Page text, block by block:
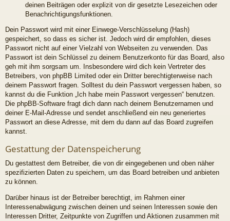
deinen Beiträgen oder explizit von dir gesetzte Lesezeichen oder
Benachrichtigungsfunktionen.
Dein Passwort wird mit einer Einwege-Verschlüsselung (Hash)
gespeichert, so dass es sicher ist. Jedoch wird dir empfohlen, dieses
Passwort nicht auf einer Vielzahl von Webseiten zu verwenden. Das
Passwort ist dein Schlüssel zu deinem Benutzerkonto für das Board, also
geh mit ihm sorgsam um. Insbesondere wird dich kein Vertreter des
Betreibers, von phpBB Limited oder ein Dritter berechtigterweise nach
deinem Passwort fragen. Solltest du dein Passwort vergessen haben, so
kannst du die Funktion „Ich habe mein Passwort vergessen“ benutzen.
Die phpBB-Software fragt dich dann nach deinem Benutzernamen und
deiner E-Mail-Adresse und sendet anschließend ein neu generiertes
Passwort an diese Adresse, mit dem du dann auf das Board zugreifen
kannst.
Gestattung der Datenspeicherung
Du gestattest dem Betreiber, die von dir eingegebenen und oben näher
spezifizierten Daten zu speichern, um das Board betreiben und anbieten
zu können.
Darüber hinaus ist der Betreiber berechtigt, im Rahmen einer
Interessenabwägung zwischen deinen und seinen Interessen sowie den
Interessen Dritter, Zeitpunkte von Zugriffen und Aktionen zusammen mit